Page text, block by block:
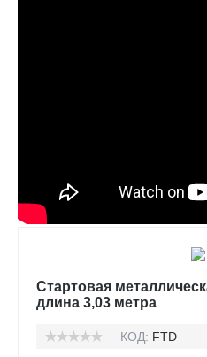
Стартовая
длина 3,03 метра
КОД: FTD